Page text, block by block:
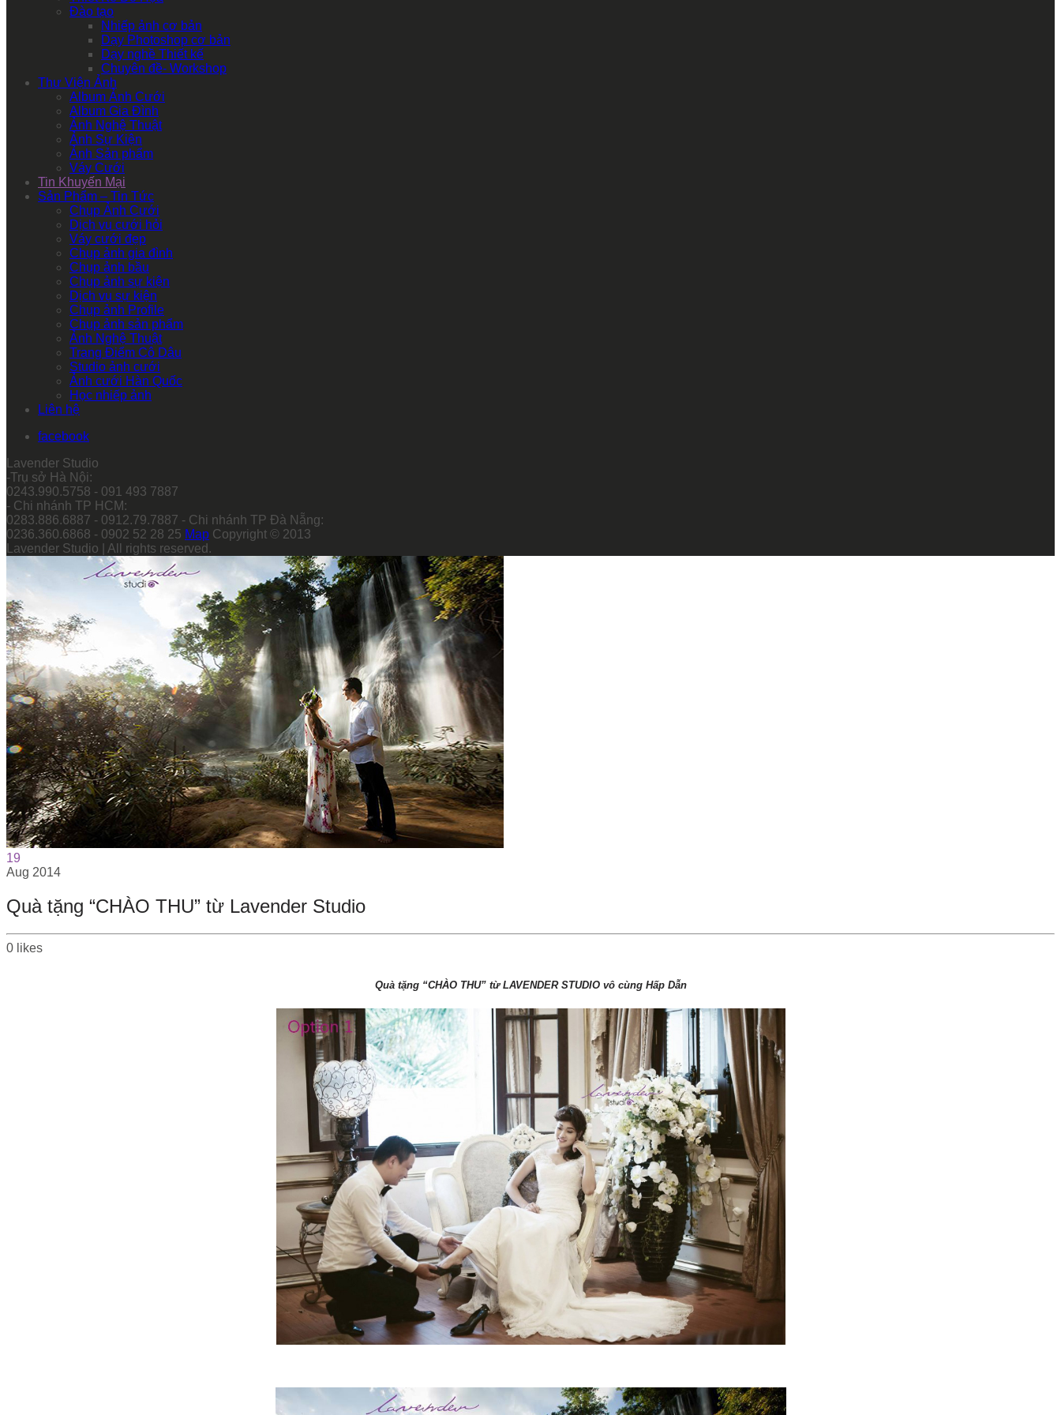
Đào tạo
Nhiếp ảnh cơ bản
Dạy Photoshop cơ bản
Dạy nghề Thiết kế
Chuyên đề- Workshop
Thư Viện Ảnh
Album Ảnh Cưới
Album Gia Đình
Ảnh Nghệ Thuật
Ảnh Sự Kiện
Ảnh Sản phẩm
Váy Cưới
Tin Khuyến Mại
Sản Phẩm – Tin Tức
Chụp Ảnh Cưới
Dịch vụ cưới hỏi
Váy cưới đẹp
Chụp ảnh gia đình
Chụp ảnh bầu
Chụp ảnh sự kiện
Dịch vụ sự kiện
Chụp ảnh Profile
Chụp ảnh sản phẩm
Ảnh Nghệ Thuật
Trang Điểm Cô Dâu
Studio ảnh cưới
Ảnh cưới Hàn Quốc
Học nhiếp ảnh
Liên hệ
facebook
Lavender Studio
-Trụ sở Hà Nội:
0243.990.5758 - 091 493 7887
- Chi nhánh TP HCM:
0283.886.6887 - 0912.79.7887 - Chi nhánh TP Đà Nẵng:
0236.360.6868 - 0902 52 28 25 Map Copyright © 2013
Lavender Studio | All rights reserved.
19
Aug 2014
Quà tặng “CHÀO THU” từ Lavender Studio
0 likes
Quà tặng “CHÀO THU” từ LAVENDER STUDIO vô cùng Hấp Dẫn